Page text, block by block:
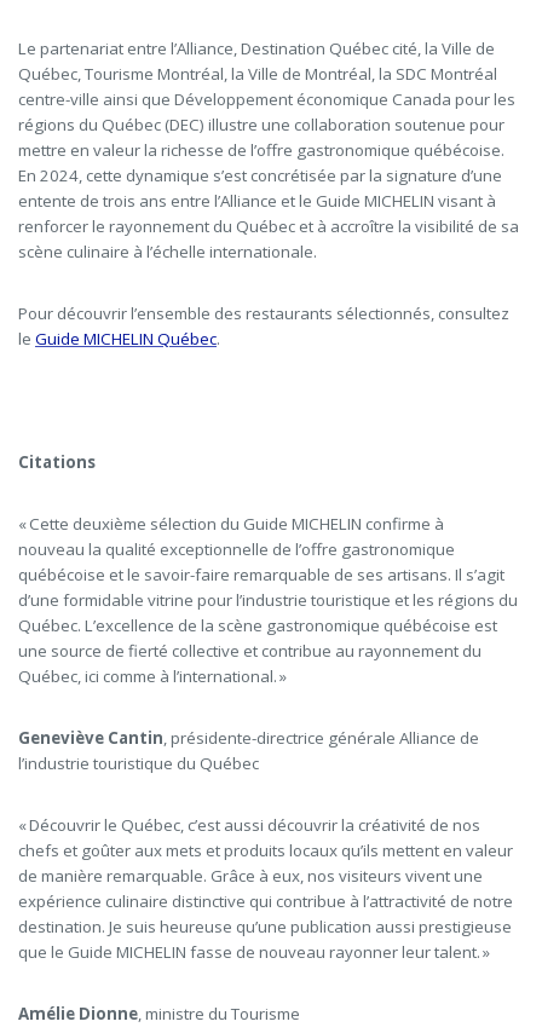
Le partenariat entre l’Alliance, Destination Québec cité, la Ville de
Québec, Tourisme Montréal, la Ville de Montréal, la SDC Montréal
centre-ville ainsi que Développement économique Canada pour les
régions du Québec (DEC) illustre une collaboration soutenue pour
mettre en valeur la richesse de l’offre gastronomique québécoise.
En 2024, cette dynamique s’est concrétisée par la signature d’une
entente de trois ans entre l’Alliance et le Guide MICHELIN visant à
renforcer le rayonnement du Québec et à accroître la visibilité de sa
scène culinaire à l’échelle internationale.
Pour découvrir l’ensemble des restaurants sélectionnés, consultez
le Guide MICHELIN Québec.
Citations
« Cette deuxième sélection du Guide MICHELIN confirme à
nouveau la qualité exceptionnelle de l’offre gastronomique
québécoise et le savoir-faire remarquable de ses artisans. Il s’agit
d’une formidable vitrine pour l’industrie touristique et les régions du
Québec. L’excellence de la scène gastronomique québécoise est
une source de fierté collective et contribue au rayonnement du
Québec, ici comme à l’international. »
Geneviève Cantin, présidente-directrice générale Alliance de
l’industrie touristique du Québec
« Découvrir le Québec, c’est aussi découvrir la créativité de nos
chefs et goûter aux mets et produits locaux qu’ils mettent en valeur
de manière remarquable. Grâce à eux, nos visiteurs vivent une
expérience culinaire distinctive qui contribue à l’attractivité de notre
destination. Je suis heureuse qu’une publication aussi prestigieuse
que le Guide MICHELIN fasse de nouveau rayonner leur talent. »
Amélie Dionne, ministre du Tourisme